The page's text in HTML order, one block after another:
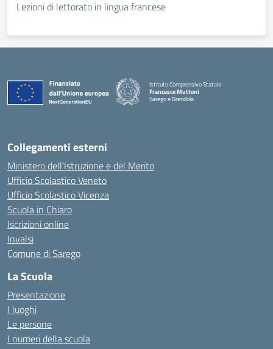
Lezioni di lettorato in lingua francese
Istituto Comprensivo Statale
Francesco Muttoni
Sarego e Brendola
— Visita la pagina iniziale della scuola
Collegamenti esterni
Ministero dell’Istruzione e del Merito
Ufficio Scolastico Veneto
Ufficio Scolastico Vicenza
Scuola in Chiaro
Iscrizioni online
Invalsi
Comune di Sarego
La Scuola
Presentazione
I luoghi
Le persone
I numeri della scuola